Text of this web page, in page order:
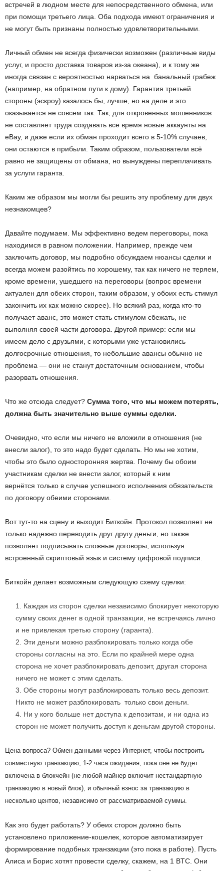
встречей в людном месте для непосредственного обмена, или
при помощи третьего лица. Оба подхода имеют ограничения и
не могут быть признаны полностью удовлетворительными.
Личный обмен не всегда физически возможен (различные виды
услуг, и просто доставка товаров из-за океана), и к тому же
иногда связан с вероятностью нарваться на банальный грабеж
(например, на обратном пути к дому). Гарантия третьей
стороны (эскроу) казалось бы, лучше, но на деле и это
оказывается не совсем так. Так, для откровенных мошенников
не составляет труда создавать все время новые аккаунты на
eBay, и даже если их обман проходит всего в 5-10% случаев,
они остаются в прибыли. Таким образом, пользователи всё
равно не защищены от обмана, но вынуждены переплачивать
за услуги гаранта.
Каким же образом мы могли бы решить эту проблему для двух
незнакомцев?
Давайте подумаем. Мы эффективно ведем переговоры, пока
находимся в равном положении. Например, прежде чем
заключить договор, мы подробно обсуждаем нюансы сделки и
всегда можем разойтись по хорошему, так как ничего не теряем,
кроме времени, ушедшего на переговоры (вопрос времени
актуален для обеих сторон, таким образом, у обоих есть стимул
закончить их как можно скорее). Но всякий раз, когда кто-то
получает аванс, это может стать стимулом сбежать, не
выполняя своей части договора. Другой пример: если мы
имеем дело с друзьями, с которыми уже установились
долгосрочные отношения, то небольшие авансы обычно не
проблема — они не станут достаточным основанием, чтобы
разорвать отношения.
Что же отсюда следует? Сумма того, что мы можем потерять,
должна быть значительно выше суммы сделки.
Очевидно, что если мы ничего не вложили в отношения (не
внесли залог), то это надо будет сделать. Но мы не хотим,
чтобы это было односторонняя жертва. Почему бы обоим
участникам сделки не внести залог, который к ним
вернётся только в случае успешного исполнения обязательств
по договору обеими сторонами.
Вот тут-то на сцену и выходит Биткойн. Протокол позволяет не
только надежно переводить друг другу деньги, но также
позволяет подписывать сложные договоры, используя
встроенный скриптовый язык и систему цифровой подписи.
Биткойн делает возможным следующую схему сделки:
Каждая из сторон сделки независимо блокирует некоторую
сумму своих денег в одной транзакции, не встречаясь лично
и не привлекая третью сторону (гаранта).
Эти деньги можно разблокировать только когда обе
стороны согласны на это. Если по крайней мере одна
сторона не хочет разблокировать депозит, другая сторона
ничего не может с этим сделать.
Обе стороны могут разблокировать только весь депозит.
Никто не может разблокировать только свои деньги.
Ни у кого больше нет доступа к депозитам, и ни одна из
сторон не может получить доступ к деньгам другой стороны.
Цена вопроса? Обмен данными через Интернет, чтобы построить
совместную транзакцию, 1-2 часа ожидания, пока оне не будет
включена в блокчейн (не любой майнер включит нестандартную
транзакцию в новый блок), и обычный взнос за транзакцию в
несколько центов, независимо от рассматриваемой суммы.
Как это будет работать? У обеих сторон должно быть
установлено приложение-кошелек, которое автоматизирует
формирование подобных транзакции (это пока в работе). Пусть
Алиса и Борис хотят провести сделку, скажем, на 1 BTC. Они